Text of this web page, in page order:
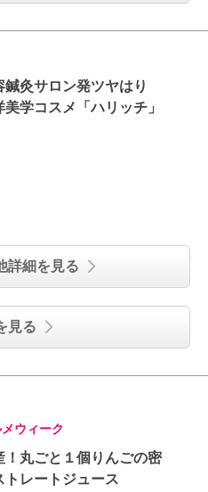
鍼灸サロン発ツヤはり
学コスメ「ハリッチ」
詳細を見る
見る
ウィーク
！丸ごと１個りんごの密
トレートジュース